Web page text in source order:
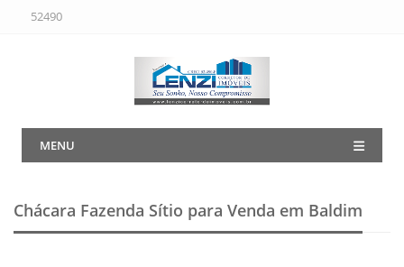
52490
MENU
Chácara Fazenda Sítio para Venda em Baldim